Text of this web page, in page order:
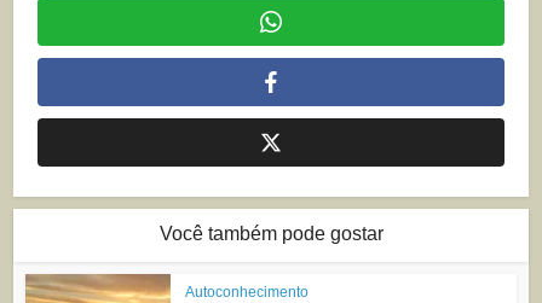
Você também pode gostar
Autoconhecimento